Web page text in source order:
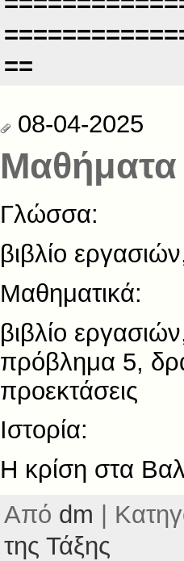
==
08-04-2025
Μαθήματα
Γλώσσα:
βιβλίο
Μαθηματικά:
βιβλίο
πρόβλημα 5,
προεκτάσεις
Ιστορία:
Η κρίση στα
Από dm |
της Τάξης